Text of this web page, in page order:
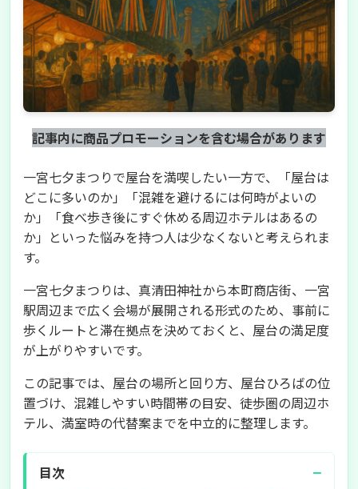
記事内に商品プロモーションを含む場合があります
一宮七夕まつりで屋台を満喫したい一方で、「屋台は
どこに多いのか」「混雑を避けるには何時がよいの
か」「食べ歩き後にすぐ休める周辺ホテルはあるの
か」といった悩みを持つ人は少なくないと考えられま
す。
一宮七夕まつりは、真清田神社から本町商店街、一宮
駅周辺まで広く会場が展開される形式のため、事前に
歩くルートと滞在拠点を決めておくと、屋台の満足度
が上がりやすいです。
この記事では、屋台の場所と回り方、屋台ひろばの位
置づけ、混雑しやすい時間帯の目安、徒歩圏の周辺ホ
テル、満室時の代替案までを中立的に整理します。
目次 −